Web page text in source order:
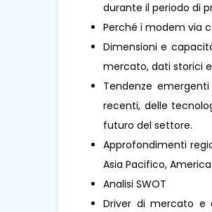
durante il periodo di
Perché i modem via
Dimensioni e
mercato, dati storici
Tendenze
recenti, delle
futuro del settore.
Approfondimenti
Asia Pacifico,
Analisi SWOT
Driver di mercato e